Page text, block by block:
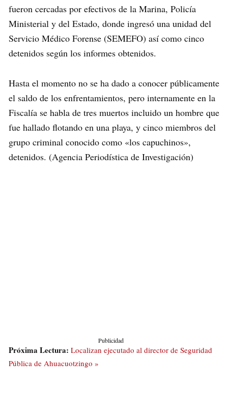
fueron cercadas por efectivos de la Marina, Policía
Ministerial y del Estado, donde ingresó una unidad del
Servicio Médico Forense (SEMEFO) así como cinco
detenidos según los informes obtenidos.
Hasta el momento no se ha dado a conocer públicamente
el saldo de los enfrentamientos, pero internamente en la
Fiscalía se habla de tres muertos incluido un hombre que
fue hallado flotando en una playa, y cinco miembros del
grupo criminal conocido como «los capuchinos»,
detenidos. (Agencia Periodística de Investigación)
Publicidad
Próxima Lectura: Localizan ejecutado al director de Seguridad
Pública de Ahuacuotzingo »